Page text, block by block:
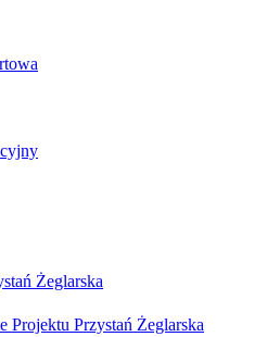
Żeglarska
Projektu Przystań Żeglarska